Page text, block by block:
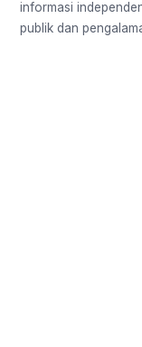
informasi
publik dan